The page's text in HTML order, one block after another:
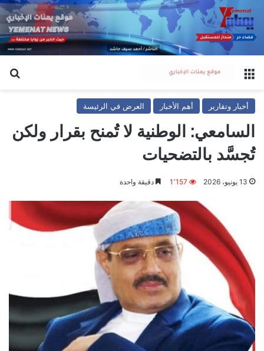
القائمة
أخبار وتقارير أهم الأخبار العرض في الرئيسة
السامعي: الوطنية لا تُمنح بقرار ولكن
تُجسَّد بالتضحيات
13 يونيو، 2026 1٬157 دقيقة واحدة